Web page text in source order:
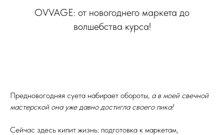
OVVAGE: от новогоднего маркета до
волшебства курса!
Предновогодняя суета набирает обороты, а в моей свечной
мастерской она уже давно достигла своего пика!
Сейчас здесь кипит жизнь: подготовка к маркетам,